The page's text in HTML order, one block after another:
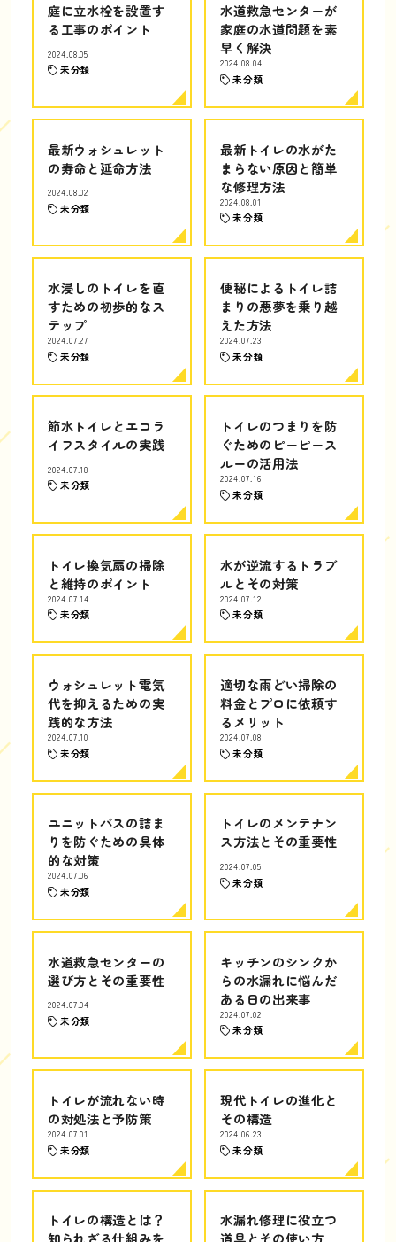
庭に立水栓を設置す
る工事のポイント
2024.08.05
未分類
水道救急センターが
家庭の水道問題を素
早く解決
2024.08.04
未分類
最新ウォシュレット
の寿命と延命方法
2024.08.02
未分類
最新トイレの水がた
まらない原因と簡単
な修理方法
2024.08.01
未分類
水浸しのトイレを直
すための初歩的なス
テップ
2024.07.27
未分類
便秘によるトイレ詰
まりの悪夢を乗り越
えた方法
2024.07.23
未分類
節水トイレとエコラ
イフスタイルの実践
2024.07.18
未分類
トイレのつまりを防
ぐためのピーピース
ルーの活用法
2024.07.16
未分類
トイレ換気扇の掃除
と維持のポイント
2024.07.14
未分類
水が逆流するトラブ
ルとその対策
2024.07.12
未分類
ウォシュレット電気
代を抑えるための実
践的な方法
2024.07.10
未分類
適切な雨どい掃除の
料金とプロに依頼す
るメリット
2024.07.08
未分類
ユニットバスの詰ま
りを防ぐための具体
的な対策
2024.07.06
未分類
トイレのメンテナン
ス方法とその重要性
2024.07.05
未分類
水道救急センターの
選び方とその重要性
2024.07.04
未分類
キッチンのシンクか
らの水漏れに悩んだ
ある日の出来事
2024.07.02
未分類
トイレが流れない時
の対処法と予防策
2024.07.01
未分類
現代トイレの進化と
その構造
2024.06.23
未分類
トイレの構造とは？
水漏れ修理に役立つ